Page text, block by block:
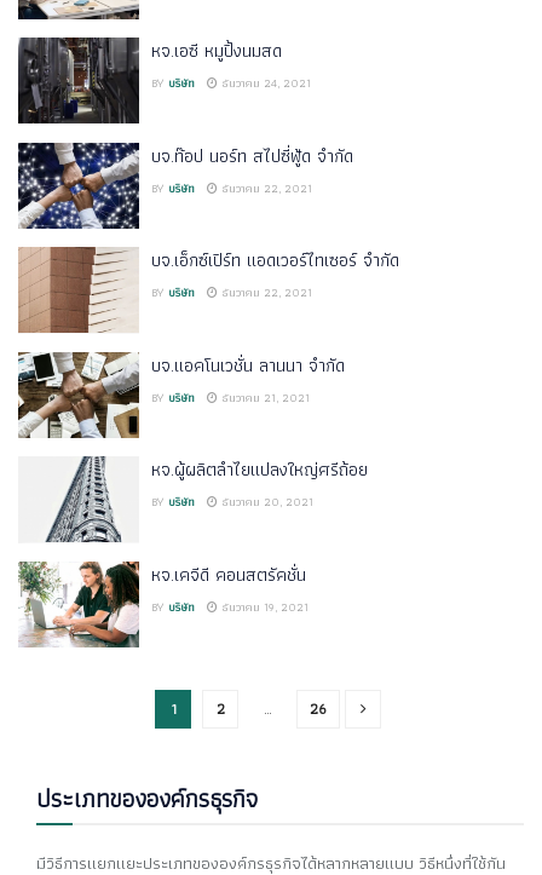
หจ.เอซี หมูปิ้งนมสด
BY บริษัท ธันวาคม 24, 2021
บจ.ท๊อป นอร์ท สไปซี่ฟู้ด จำกัด
BY บริษัท ธันวาคม 22, 2021
บจ.เอ็กซ์เปิร์ท แอดเวอร์ไทเซอร์ จำกัด
BY บริษัท ธันวาคม 22, 2021
บจ.แอคโนเวชั่น ลานนา จำกัด
BY บริษัท ธันวาคม 21, 2021
หจ.ผู้ผลิตลำไยแปลงใหญ่ศรีถ้อย
BY บริษัท ธันวาคม 20, 2021
หจ.เคจีดี คอนสตรัคชั่น
BY บริษัท ธันวาคม 19, 2021
1 2 … 26
ประเภทขององค์กรธุรกิจ
มีวิธีการแยกแยะประเภทขององค์กรธุรกิจได้หลากหลายแบบ วิธีหนึ่งที่ใช้กัน